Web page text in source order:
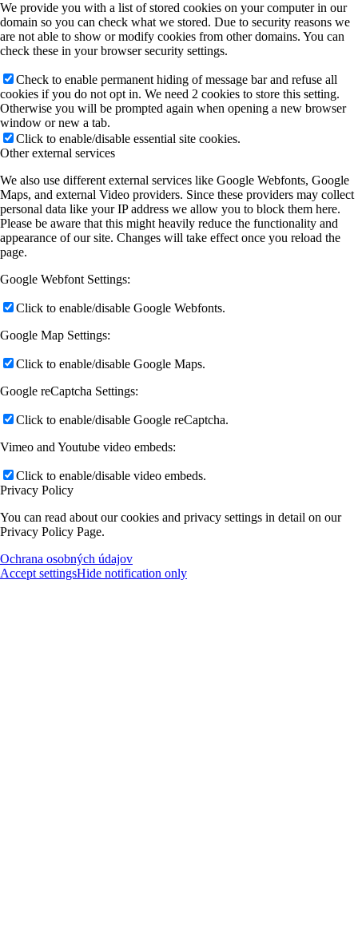
We provide you with a list of stored cookies on your computer in our
domain so you can check what we stored. Due to security reasons we
are not able to show or modify cookies from other domains. You can
check these in your browser security settings.
Check to enable permanent hiding of message bar and refuse all
cookies if you do not opt in. We need 2 cookies to store this setting.
Otherwise you will be prompted again when opening a new browser
window or new a tab.
Click to enable/disable essential site cookies.
Other external services
We also use different external services like Google Webfonts, Google
Maps, and external Video providers. Since these providers may collect
personal data like your IP address we allow you to block them here.
Please be aware that this might heavily reduce the functionality and
appearance of our site. Changes will take effect once you reload the
page.
Google Webfont Settings:
Click to enable/disable Google Webfonts.
Google Map Settings:
Click to enable/disable Google Maps.
Google reCaptcha Settings:
Click to enable/disable Google reCaptcha.
Vimeo and Youtube video embeds:
Click to enable/disable video embeds.
Privacy Policy
You can read about our cookies and privacy settings in detail on our
Privacy Policy Page.
Ochrana osobných údajov
Accept settingsHide notification only